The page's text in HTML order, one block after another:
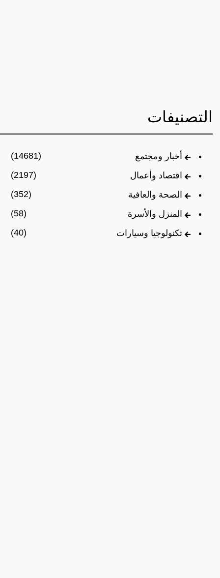
التصنيفات
أخبار ومجتمع
(14681)
اقتصاد وأعمال
(2197)
الصحة والعافية
(352)
المنزل والأسرة
(58)
تكنولوجيا وسيارات
(40)